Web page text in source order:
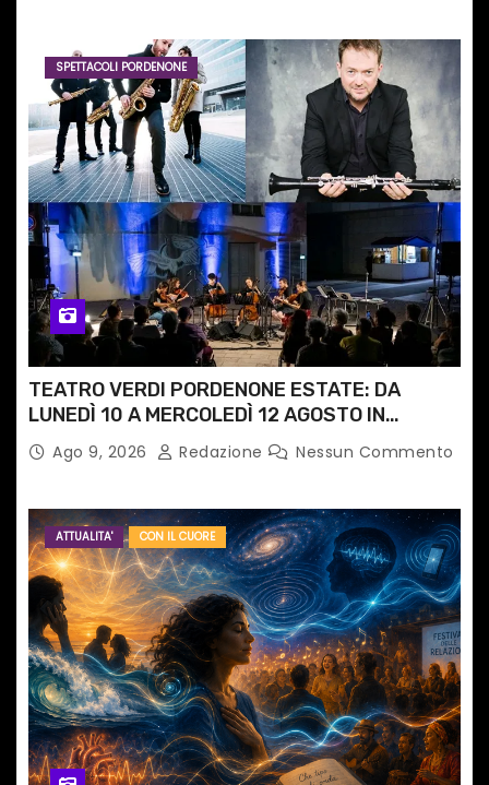
SPETTACOLI PORDENONE
TEATRO VERDI PORDENONE ESTATE: DA
LUNEDÌ 10 A MERCOLEDÌ 12 AGOSTO IN
PIAZZETTA PESCHERIA TORNANO LE MUSIC
NIGHTS
Ago 9, 2026 Redazione Nessun Commento
ATTUALITA' CON IL CUORE